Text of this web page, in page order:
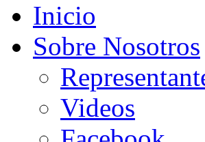
Inicio
Sobre Nosotros
Videos